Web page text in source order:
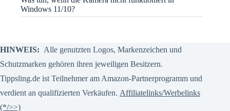
Windows 11/10?
HINWEIS: Alle genutzten Logos, Markenzeichen und
Schutzmarken gehören ihren jeweiligen Besitzern.
Tippsling.de ist Teilnehmer am Amazon-Partnerprogramm und
verdient an qualifizierten Verkäufen. Affiliatelinks/Werbelinks
(*/>>)